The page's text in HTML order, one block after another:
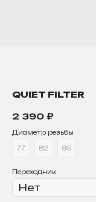
QUIET FILTER
2 390 ₽
Диаметр резьбы
77 82 95
Переходник